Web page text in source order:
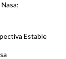
Estable